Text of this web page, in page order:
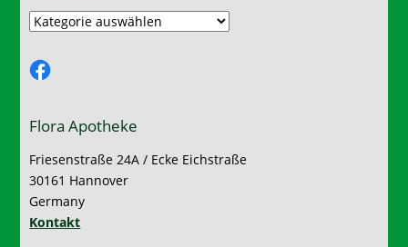
Kategorien:
Facebook
Flora Apotheke
Friesenstraße 24A / Ecke Eichstraße
30161 Hannover
Germany
Kontakt